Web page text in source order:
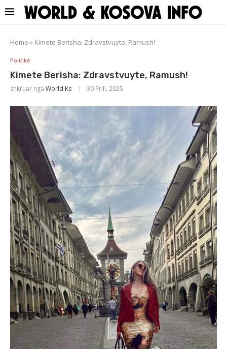
Home » Kimete Berisha: Zdravstvuyte, Ramush!
Politikë
Kimete Berisha: Zdravstvuyte, Ramush!
shkruar nga World Ks 30 Prill, 2025